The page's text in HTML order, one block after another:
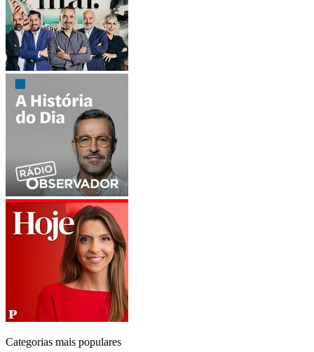
Categorias mais populares